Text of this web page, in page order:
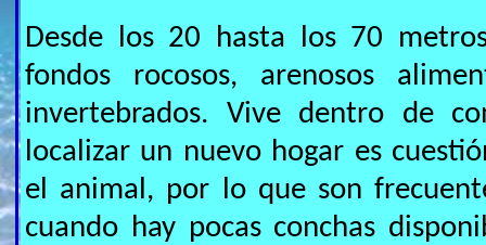
Desde los 20 hasta los 70
fondos rocosos, arenosos
invertebrados. Vive dentro de
localizar un nuevo hogar es
el animal, por lo que son
cuando hay pocas conchas